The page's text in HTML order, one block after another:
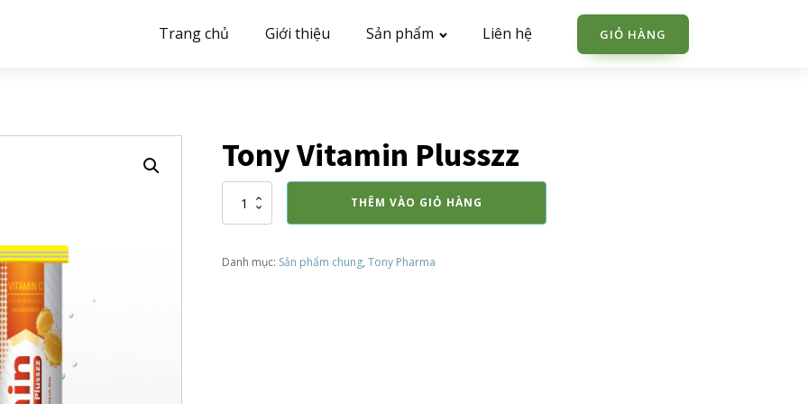
Trang chủ Giới thiệu Sản phẩm Liên hệ GIỎ HÀNG
Tony Vitamin Plusszz
Tony
Vitamin
lượng
THÊM VÀO GIỎ HÀNG
Danh mục: Sản phẩm chung, Tony Pharma